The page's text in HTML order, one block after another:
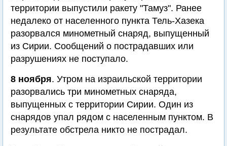
территории выпустили ракету "Тамуз". Ранее
недалеко от населенного пункта Тель-Хазека
разорвался минометный снаряд, выпущенный
из Сирии. Сообщений о пострадавших или
разрушениях не поступало.
8 ноября. Утром на израильской территории
разорвались три минометных снаряда,
выпущенных с территории Сирии. Один из
снарядов упал рядом с населенным пунктом. В
результате обстрела никто не пострадал.